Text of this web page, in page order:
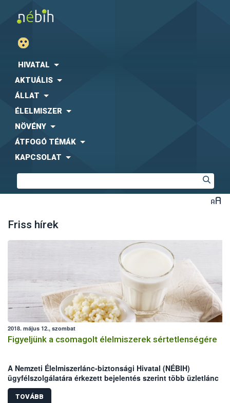
HIVATAL
AKTUÁLIS
ÁLLAT
ÉLELMISZER
NÖVÉNY
ÁTFOGÓ TÉMÁK
KAPCSOLAT
Friss hírek
2018. május 12., szombat
Figyeljünk a csomagolt élelmiszerek sértetlenségére
A Nemzeti Élelmiszerlánc-biztonsági Hivatal (NÉBIH)
ügyfélszolgálatára érkezett bejelentés szerint több üzletlánc
csomagolt termékei esetében, feltehetően gazdasági kár
céljából szennyezés történhetett.
TOVÁBB